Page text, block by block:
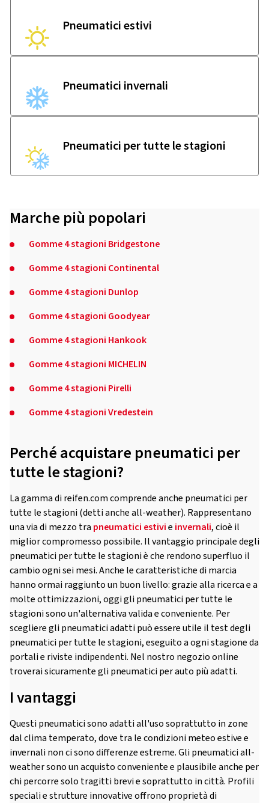
Pneumatici estivi
Pneumatici invernali
Pneumatici per tutte le stagioni
Marche più popolari
Gomme 4 stagioni Bridgestone
Gomme 4 stagioni Continental
Gomme 4 stagioni Dunlop
Gomme 4 stagioni Goodyear
Gomme 4 stagioni Hankook
Gomme 4 stagioni MICHELIN
Gomme 4 stagioni Pirelli
Gomme 4 stagioni Vredestein
Perché acquistare pneumatici per
tutte le stagioni?
La gamma di reifen.com comprende anche pneumatici per
tutte le stagioni (detti anche all-weather). Rappresentano
una via di mezzo tra pneumatici estivie invernali, cioè il
miglior compromesso possibile. Il vantaggio principale degli
pneumatici per tutte le stagioni è che rendono superfluo il
cambio ogni sei mesi. Anche le caratteristiche di marcia
hanno ormai raggiunto un buon livello: grazie alla ricerca e a
molte ottimizzazioni, oggi gli pneumatici per tutte le
stagioni sono un'alternativa valida e conveniente. Per
scegliere gli pneumatici adatti può essere utile il test degli
pneumatici per tutte le stagioni, eseguito a ogni stagione da
portali e riviste indipendenti. Nel nostro negozio online
troverai sicuramente gli pneumatici per auto più adatti.
I vantaggi
Questi pneumatici sono adatti all'uso soprattutto in zone
dal clima temperato, dove tra le condizioni meteo estive e
invernali non ci sono differenze estreme. Gli pneumatici all-
weather sono un acquisto conveniente e plausibile anche per
chi percorre solo tragitti brevi e soprattutto in città. Profili
speciali e strutture innovative offrono proprietà di